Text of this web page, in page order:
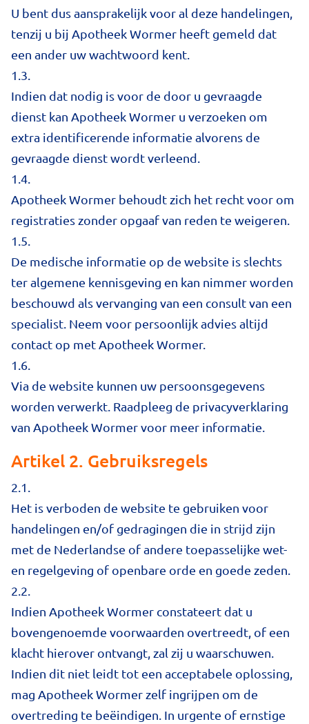
U bent dus aansprakelijk voor al deze handelingen,
tenzij u bij Apotheek Wormer heeft gemeld dat
een ander uw wachtwoord kent.
1.3.
Indien dat nodig is voor de door u gevraagde
dienst kan Apotheek Wormer u verzoeken om
extra identificerende informatie alvorens de
gevraagde dienst wordt verleend.
1.4.
Apotheek Wormer behoudt zich het recht voor om
registraties zonder opgaaf van reden te weigeren.
1.5.
De medische informatie op de website is slechts
ter algemene kennisgeving en kan nimmer worden
beschouwd als vervanging van een consult van een
specialist. Neem voor persoonlijk advies altijd
contact op met Apotheek Wormer.
1.6.
Via de website kunnen uw persoonsgegevens
worden verwerkt. Raadpleeg de privacyverklaring
van Apotheek Wormer voor meer informatie.
Artikel 2. Gebruiksregels
2.1.
Het is verboden de website te gebruiken voor
handelingen en/of gedragingen die in strijd zijn
met de Nederlandse of andere toepasselijke wet-
en regelgeving of openbare orde en goede zeden.
2.2.
Indien Apotheek Wormer constateert dat u
bovengenoemde voorwaarden overtreedt, of een
klacht hierover ontvangt, zal zij u waarschuwen.
Indien dit niet leidt tot een acceptabele oplossing,
mag Apotheek Wormer zelf ingrijpen om de
overtreding te beëindigen. In urgente of ernstige